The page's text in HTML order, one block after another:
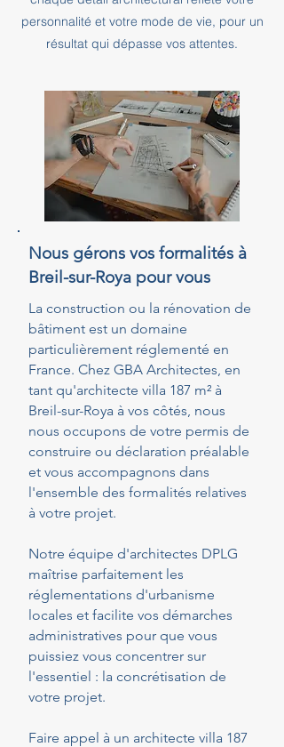
personnalité et votre mode de vie, pour un
résultat qui dépasse vos attentes.
Nous gérons vos formalités à
Breil-sur-Roya pour vous
La construction ou la rénovation de
bâtiment est un domaine
particulièrement réglementé en
France. Chez GBA Architectes, en
tant qu'architecte villa 187 m² à
Breil-sur-Roya à vos côtés, nous
nous occupons de votre permis de
construire ou déclaration préalable
et vous accompagnons dans
l'ensemble des formalités relatives
à votre projet.
Notre équipe d'architectes DPLG
maîtrise parfaitement les
réglementations d'urbanisme
locales et facilite vos démarches
administratives pour que vous
puissiez vous concentrer sur
l'essentiel : la concrétisation de
votre projet.
Faire appel à un architecte villa 187